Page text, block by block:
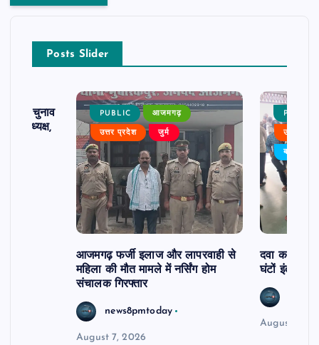
Posts Slider
का चुनाव
बने अध्यक्ष,
PUBLIC आजमगढ़
उत्तर प्रदेश जुर्म
आजमगढ़ फर्जी इलाज और लापरवाही से
महिला की मौत मामले में नर्सिंग होम
संचालक गिरफ्तार
news8pmtoday
August 7, 2026
PUBLIC
उत्तर
बड़ी खबर
दवा कक्ष में
घंटों इंतजार
August 6,